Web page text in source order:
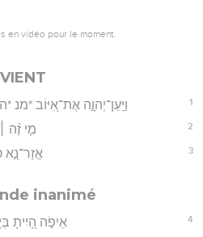
en vidéo pour le moment.
1 וַיַּֽעַן־יְהוָ֣ה אֶת־אִ֭יּוֹב
2 מִ֤י זֶ֨ה
3 אֱזָר־נָ֣א
inanimé
4 אֵיפֹ֣ה הָ֭יִיתָ